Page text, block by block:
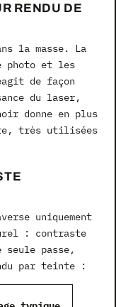
RENDU DE
la masse. La
photo et les
de façon
du laser,
donne en plus
très utilisées
uniquement
: contraste
passe,
par teinte :